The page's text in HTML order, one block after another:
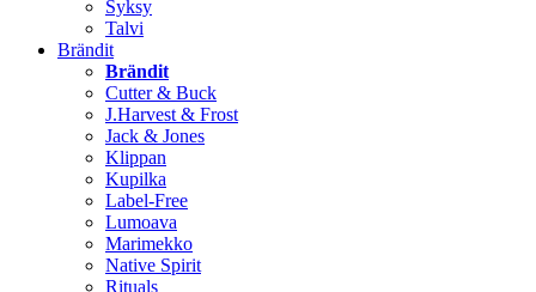
Syksy
Talvi
Brändit
Brändit
Cutter & Buck
J.Harvest & Frost
Jack & Jones
Klippan
Kupilka
Label-Free
Lumoava
Marimekko
Native Spirit
Rituals